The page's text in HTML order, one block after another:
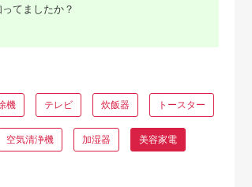
てましたか？
機 テレビ 炊飯器 トースター
空気清浄機 加湿器 美容家電